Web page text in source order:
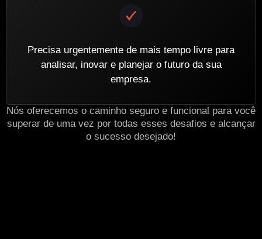
Precisa urgentemente de mais tempo livre para
analisar, inovar e planejar o futuro da sua
empresa.
Nós oferecemos o caminho seguro e funcional para você
superar de uma vez por todas esses desafios e alcançar
o sucesso desejado!